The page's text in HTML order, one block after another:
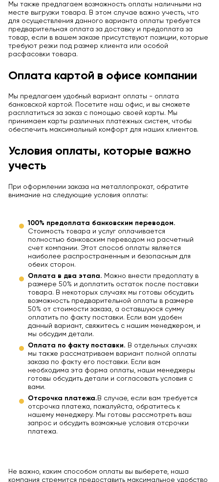
Мы также предлагаем возможность оплаты наличными на
месте выгрузки товара. В этом случае важно учесть, что
для осуществления данного варианта оплаты требуется
предварительная оплата за доставку и предоплата за
товар, если в вашем заказе присутствуют позиции, которые
требуют резки под размер клиента или особой
расфасовки товара.
Оплата картой в офисе компании
Мы предлагаем удобный вариант оплаты - оплата
банковской картой. Посетите наш офис, и вы сможете
расплатиться за заказ с помощью своей карты. Мы
принимаем карты различных платежных систем, чтобы
обеспечить максимальный комфорт для наших клиентов.
Условия оплаты, которые важно
учесть
При оформлении заказа на металлопрокат, обратите
внимание на следующие условия оплаты:
100% предоплата банковским переводом.
Стоимость товара и услуг оплачивается
полностью банковским переводом на расчетный
счет компании. Этот способ оплаты является
наиболее распространенным и безопасным для
обеих сторон.
Оплата в два этапа. Можно внести предоплату в
размере 50% и доплатить остаток после поставки
товара. В некоторых случаях мы готовы обсудить
возможность предварительной оплаты в размере
50% от стоимости заказа, а оставшуюся сумму
оплатить по факту поставки. Если вам удобен
данный вариант, свяжитесь с нашим менеджером, и
мы обсудим детали.
Оплата по факту поставки. В отдельных случаях
мы также рассматриваем вариант полной оплаты
заказа по факту его поставки. Если вам
необходима эта форма оплаты, наши менеджеры
готовы обсудить детали и согласовать условия с
вами.
Отсрочка платежа. В случае, если вам требуется
отсрочка платежа, пожалуйста, обратитесь к
нашему менеджеру. Мы готовы рассмотреть ваш
запрос и обсудить возможные условия отсрочки
платежа.
Не важно, каким способом оплаты вы выберете, наша
компания стремится предоставить максимальное удобство